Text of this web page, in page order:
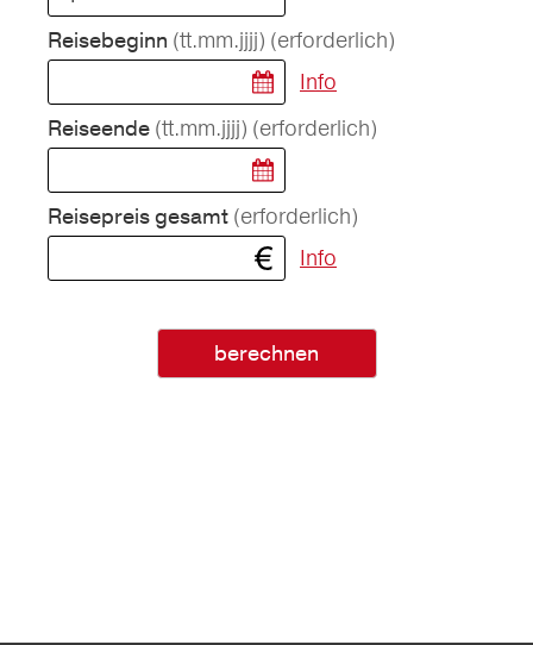
Reisebeginn (tt.mm.jjjj) (erforderlich)
Info
Reiseende (tt.mm.jjjj) (erforderlich)
Reisepreis gesamt (erforderlich)
Info
berechnen